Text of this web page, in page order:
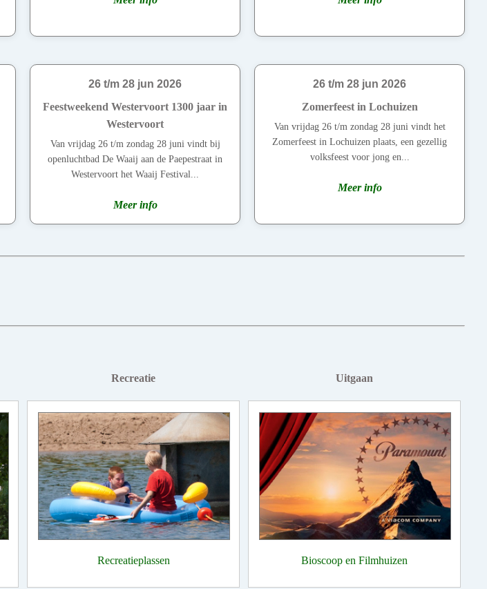
26 t/m 28 jun 2026
Feestweekend Westervoort 1300 jaar in
Westervoort
Van vrijdag 26 t/m zondag 28 juni vindt bij
openluchtbad De Waaij aan de Paepestraat in
Westervoort het Waaij Festival...
Meer info
26 t/m 28 jun 2026
Zomerfeest in Lochuizen
Van vrijdag 26 t/m zondag 28 juni vindt het
Zomerfeest in Lochuizen plaats, een gezellig
volksfeest voor jong en...
Meer info
Recreatie
Recreatieplassen
Uitgaan
Bioscoop en Filmhuizen